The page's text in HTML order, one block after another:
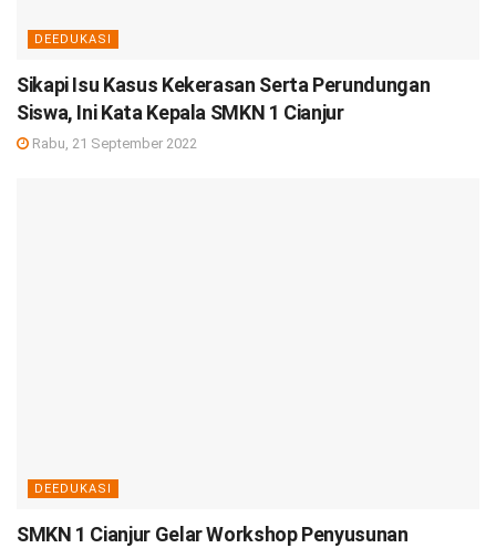
DEEDUKASI
Sikapi Isu Kasus Kekerasan Serta Perundungan
Siswa, Ini Kata Kepala SMKN 1 Cianjur
Rabu, 21 September 2022
DEEDUKASI
SMKN 1 Cianjur Gelar Workshop Penyusunan